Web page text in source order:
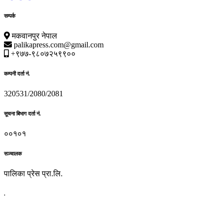
सम्पर्क
मकवानपुर नेपाल
palikapress.com@gmail.com
+९७७-९८०७२५९९००
कम्पनी दर्ता नं.
320531/2080/2081
सूचना बिभाग दर्ता नं.
००१०१
सञ्चालक
पालिका प्रेस प्रा.लि.
.